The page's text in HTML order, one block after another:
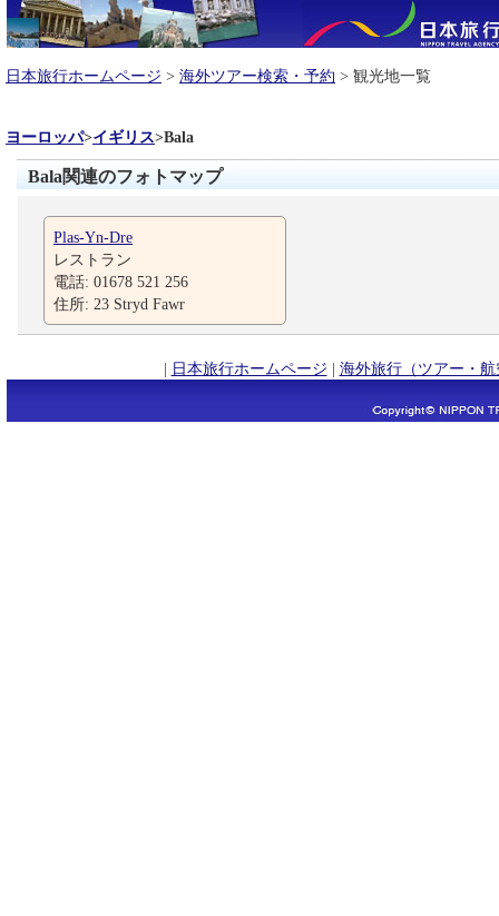
日本旅行ホームページ > 海外ツアー検索・予約 > 観光地一覧
ヨーロッパ>イギリス>Bala
Bala関連のフォトマップ
Plas-Yn-Dre
レストラン
電話: 01678 521 256
住所: 23 Stryd Fawr
| 日本旅行ホームページ | 海外旅行（ツアー・航